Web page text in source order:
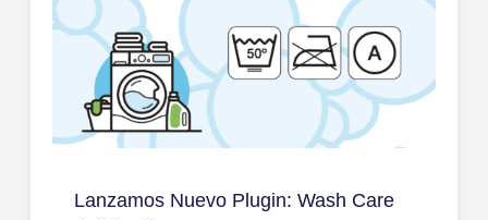
Lanzamos Nuevo Plugin: Wash Care